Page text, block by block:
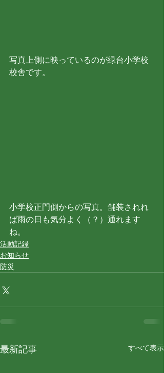
写真上側に映っているのが緑台小学校
校舎です。
小学校正門側からの写真。舗装されれ
ば雨の日も気分よく（？）通れます
ね。
活動記録
お知らせ
防災
最新記事 すべて表示